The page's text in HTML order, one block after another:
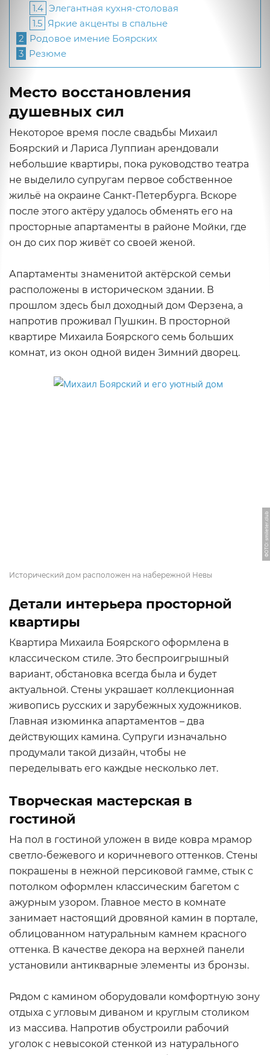
1.4 Элегантная кухня-столовая
1.5 Яркие акценты в спальне
2 Родовое имение Боярских
3 Резюме
Место восстановления
душевных сил
Некоторое время после свадьбы Михаил
Боярский и Лариса Луппиан арендовали
небольшие квартиры, пока руководство театра
не выделило супругам первое собственное
жильё на окраине Санкт-Петербурга. Вскоре
после этого актёру удалось обменять его на
просторные апартаменты в районе Мойки, где
он до сих пор живёт со своей женой.
Апартаменты знаменитой актёрской семьи
расположены в историческом здании. В
прошлом здесь был доходный дом Ферзена, а
напротив проживал Пушкин. В просторной
квартире Михаила Боярского семь больших
комнат, из окон одной виден Зимний дворец.
ФОТО: smileter.club
Исторический дом расположен на набережной Невы
Детали интерьера просторной
квартиры
Квартира Михаила Боярского оформлена в
классическом стиле. Это беспроигрышный
вариант, обстановка всегда была и будет
актуальной. Стены украшает коллекционная
живопись русских и зарубежных художников.
Главная изюминка апартаментов – два
действующих камина. Супруги изначально
продумали такой дизайн, чтобы не
переделывать его каждые несколько лет.
Творческая мастерская в
гостиной
На пол в гостиной уложен в виде ковра мрамор
светло-бежевого и коричневого оттенков. Стены
покрашены в нежной персиковой гамме, стык с
потолком оформлен классическим багетом с
ажурным узором. Главное место в комнате
занимает настоящий дровяной камин в портале,
облицованном натуральным камнем красного
оттенка. В качестве декора на верхней панели
установили антикварные элементы из бронзы.
Рядом с камином оборудовали комфортную зону
отдыха с угловым диваном и круглым столиком
из массива. Напротив обустроили рабочий
уголок с невысокой стенкой из натурального